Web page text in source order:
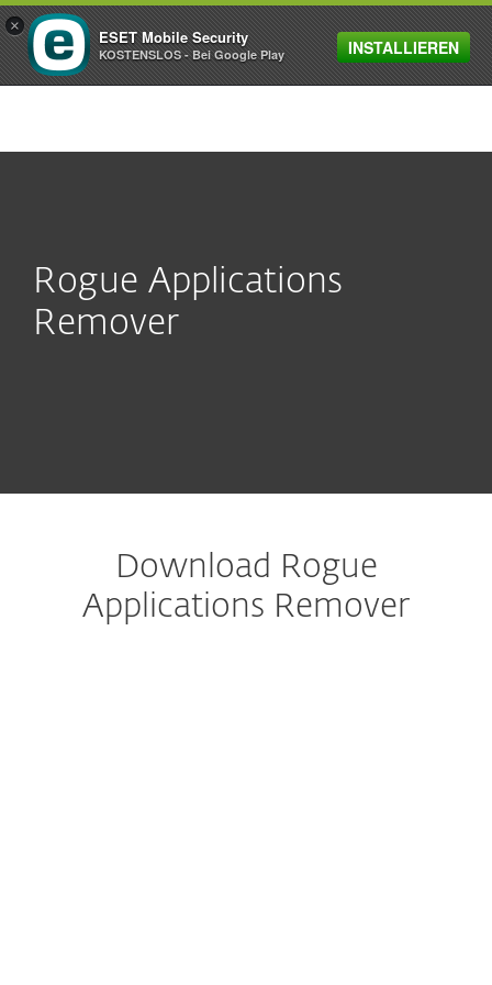
MENU
Rogue Applications
Remover
Download Rogue
Applications Remover
×
ESET Mobile Security
KOSTENSLOS - Bei Google Play INSTALLIEREN